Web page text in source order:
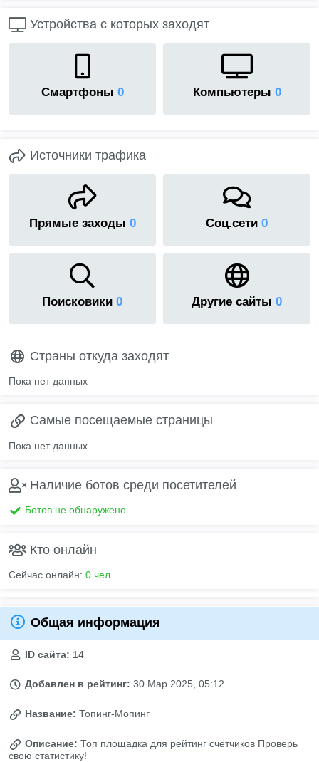
Устройства с которых заходят
Смартфоны 0 Компьютеры 0
Источники трафика
Прямые заходы 0 Соц.сети 0
Поисковики 0 Другие сайты 0
Страны откуда заходят
Пока нет данных
Самые посещаемые страницы
Пока нет данных
Наличие ботов среди посетителей
Ботов не обнаружено
Кто онлайн
Сейчас онлайн: 0 чел.
Общая информация
ID сайта: 14
Добавлен в рейтинг: 30 Мар 2025, 05:12
Название: Топинг-Мопинг
Описание: Топ площадка для рейтинг счётчиков Проверь
свою статистику!